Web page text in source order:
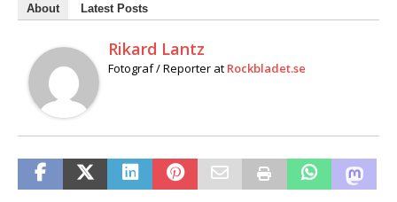
About Latest Posts
Rikard Lantz
Fotograf / Reporter at Rockbladet.se